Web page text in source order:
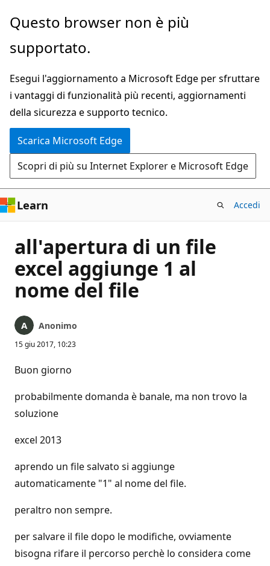
Ignora
passa
contenuto
principale
Questo browser non è più
supportato.
Esegui l'aggiornamento a Microsoft Edge per sfruttare
i vantaggi di funzionalità più recenti, aggiornamenti
della sicurezza e supporto tecnico.
Scarica Microsoft Edge
Scopri di più su Internet Explorer e Microsoft Edge
Learn Accedi
all'apertura di un file
excel aggiunge 1 al
nome del file
Anonimo
15 giu 2017, 10:23
Buon giorno
probabilmente domanda è banale, ma non trovo la
soluzione
excel 2013
aprendo un file salvato si aggiunge
automaticamente "1" al nome del file.
peraltro non sempre.
per salvare il file dopo le modifiche, ovviamente
bisogna rifare il percorso perchè lo considera come